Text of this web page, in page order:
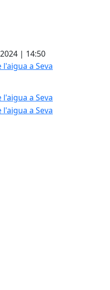
| 14:50
a Seva
a Seva